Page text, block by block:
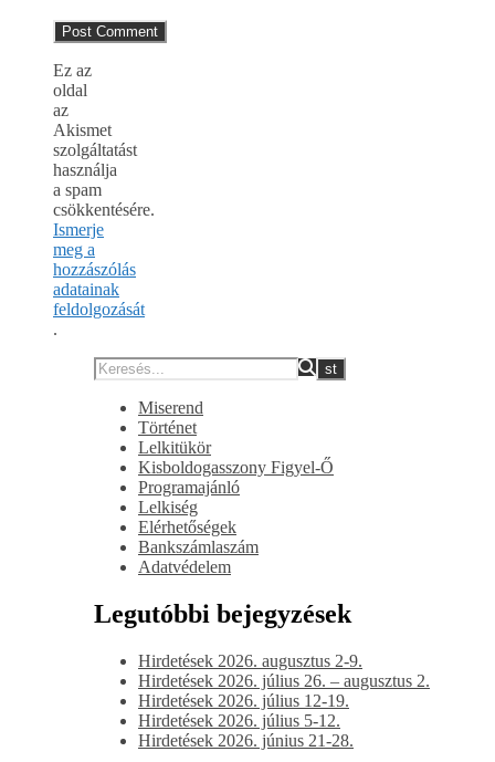
Ez az
oldal
az
Akismet
szolgáltatást
használja
a spam
csökkentésére.
Ismerje
meg a
hozzászólás
adatainak
feldolgozását
.
Miserend
Történet
Lelkitükör
Kisboldogasszony Figyel-Ő
Programajánló
Lelkiség
Elérhetőségek
Bankszámlaszám
Adatvédelem
Legutóbbi bejegyzések
Hirdetések 2026. augusztus 2-9.
Hirdetések 2026. július 26. – augusztus 2.
Hirdetések 2026. július 12-19.
Hirdetések 2026. július 5-12.
Hirdetések 2026. június 21-28.